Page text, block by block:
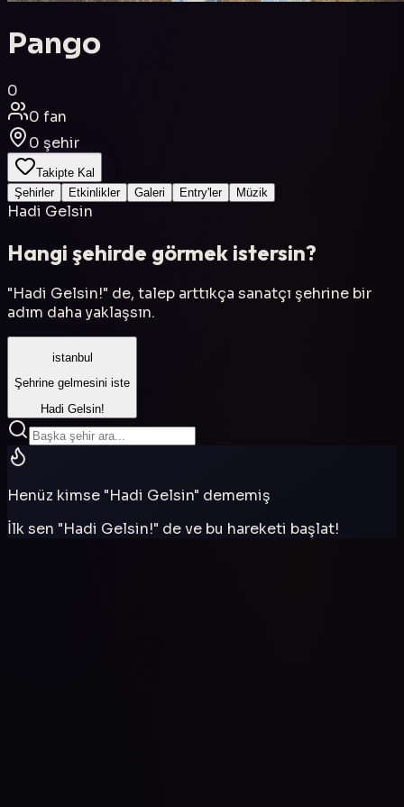
Pango
0
0 fan
0 şehir
Takipte Kal
Şehirler
Etkinlikler Galeri Entry'ler Müzik
Hadi Gelsin
Hangi şehirde görmek istersin?
"Hadi Gelsin!" de, talep arttıkça sanatçı şehrine bir
adım daha yaklaşsın.
istanbul
Şehrine gelmesini iste
Hadi Gelsin!
Henüz kimse "Hadi Gelsin" dememiş
İlk sen "Hadi Gelsin!" de ve bu hareketi başlat!